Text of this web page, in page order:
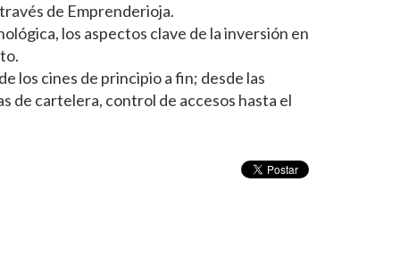
de Emprenderioja.
los aspectos clave de la inversión en
los cines de principio a fin; desde las
de cartelera, control de accesos hasta el